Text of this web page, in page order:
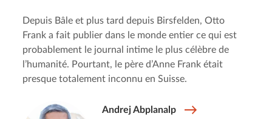
Depuis Bâle et plus tard depuis Birsfelden, Otto
Frank a fait publier dans le monde entier ce qui est
probablement le journal intime le plus célèbre de
l’humanité. Pourtant, le père d’Anne Frank était
presque totalement inconnu en Suisse.
Andrej Abplanalp